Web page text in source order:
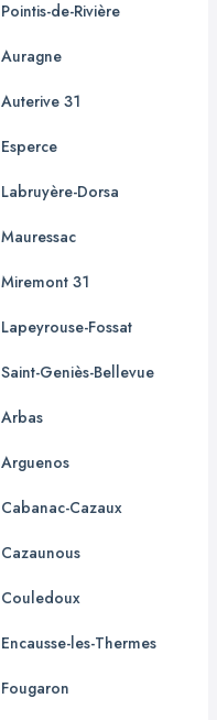
Pointis-de-Rivière
Auragne
Auterive 31
Esperce
Labruyère-Dorsa
Mauressac
Miremont 31
Lapeyrouse-Fossat
Saint-Geniès-Bellevue
Arbas
Arguenos
Cabanac-Cazaux
Cazaunous
Couledoux
Encausse-les-Thermes
Fougaron